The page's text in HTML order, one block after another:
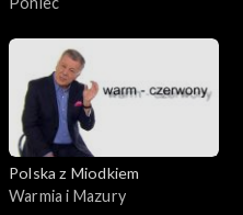
Polska z Miodkiem
Warmia i Mazury